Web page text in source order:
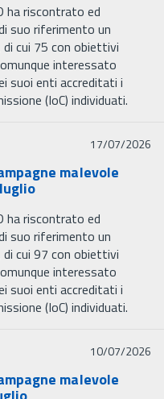
ha riscontrato ed
suo riferimento un
cui 75 con obiettivi
interessato
suoi enti accreditati i
(IoC) individuati.
17/07/2026
malevole
ha riscontrato ed
suo riferimento un
cui 97 con obiettivi
interessato
suoi enti accreditati i
(IoC) individuati.
10/07/2026
malevole